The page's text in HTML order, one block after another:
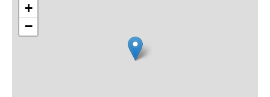
+
−